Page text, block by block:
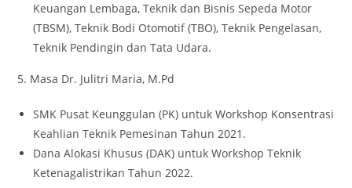
Keuangan Lembaga, Teknik dan Bisnis Sepeda Motor
(TBSM), Teknik Bodi Otomotif (TBO), Teknik Pengelasan,
Teknik Pendingin dan Tata Udara.
5. Masa Dr. Julitri Maria, M.Pd
SMK Pusat Keunggulan (PK) untuk Workshop Konsentrasi
Keahlian Teknik Pemesinan Tahun 2021.
Dana Alokasi Khusus (DAK) untuk Workshop Teknik
Ketenagalistrikan Tahun 2022.